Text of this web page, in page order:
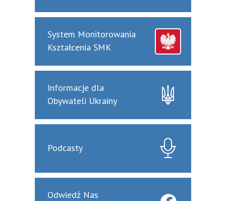
System Monitorowania
Kształcenia SMK
Informacje dla
Obywateli Ukrainy
Podcasty
Odwiedź Nas